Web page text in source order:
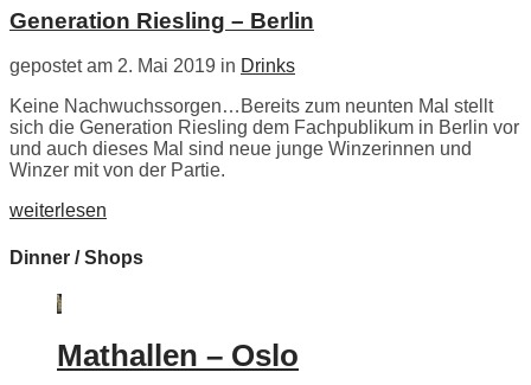
Generation Riesling – Berlin
gepostet am 2. Mai 2019 in Drinks
Keine Nachwuchssorgen…Bereits zum neunten Mal stellt
sich die Generation Riesling dem Fachpublikum in Berlin vor
und auch dieses Mal sind neue junge Winzerinnen und
Winzer mit von der Partie.
weiterlesen
Dinner / Shops
Mathallen – Oslo